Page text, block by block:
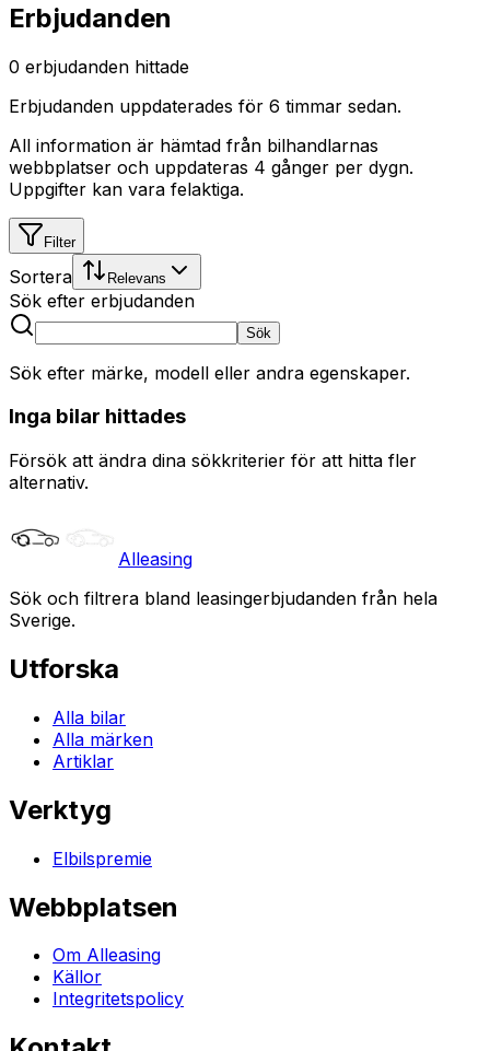
Erbjudanden
0 erbjudanden hittade
Erbjudanden uppdaterades för 6 timmar sedan.
All information är hämtad från bilhandlarnas
webbplatser och uppdateras 4 gånger per dygn.
Uppgifter kan vara felaktiga.
Filter
Sortera Relevans
Sök efter erbjudanden
Sök
Sök efter märke, modell eller andra egenskaper.
Inga bilar hittades
Försök att ändra dina sökkriterier för att hitta fler
alternativ.
Alleasing
Sök och filtrera bland leasingerbjudanden från hela
Sverige.
Utforska
Alla bilar
Alla märken
Artiklar
Verktyg
Elbilspremie
Webbplatsen
Om Alleasing
Källor
Integritetspolicy